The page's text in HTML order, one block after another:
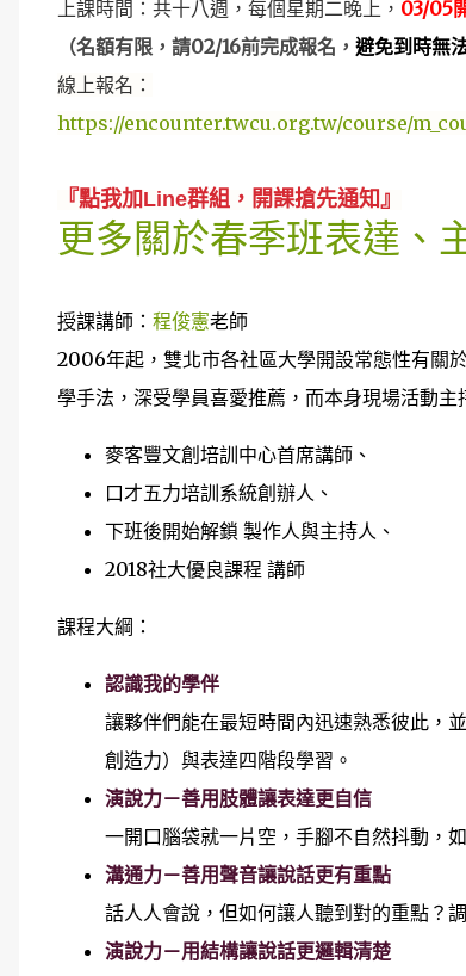
上課時間：共十八週，每個星期二晚上， 03/05
（名額有限，請02/16前完成報名， 避免到時無
線上報名：
https://encounter.twcu.org.tw/course/
『點我加Line群組，開課搶先通知』
更多關於春季班表達、
授課講師： 程俊憲老師
2006年起，雙北市各社區大學開設常態性有關
學手法，深受學員喜愛推薦，而本身現場活動
麥客豐文創培訓中心首席講師、
口才五力培訓系統創辦人、
下班後開始解鎖 製作人與主持人、
2018社大優良課程 講師
課程大綱：
認識我的學伴
讓夥伴們能在最短時間內迅速熟悉彼此，
創造力）與表達四階段學習。
演說力－善用肢體讓表達更自信
一開口腦袋就一片空，手腳不自然抖動，
溝通力－善用聲音讓說話更有重點
話人人會說，但如何讓人聽到對的重點？
演說力－用結構讓說話更邏輯清楚